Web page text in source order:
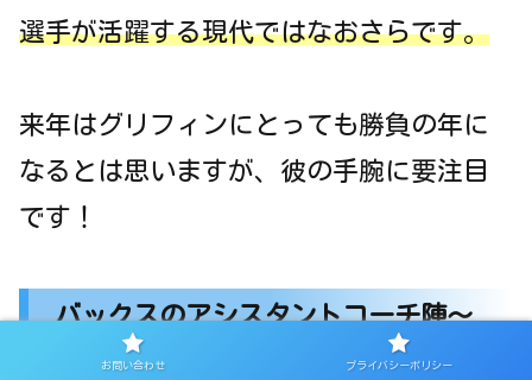
選手が活躍する現代ではなおさらです。
来年はグリフィンにとっても勝負の年に
なるとは思いますが、彼の手腕に要注目
です！
バックスのアシスタントコーチ陣～
テリー・ストッツも加入？～
お問い合わせ プライバシーポリシー